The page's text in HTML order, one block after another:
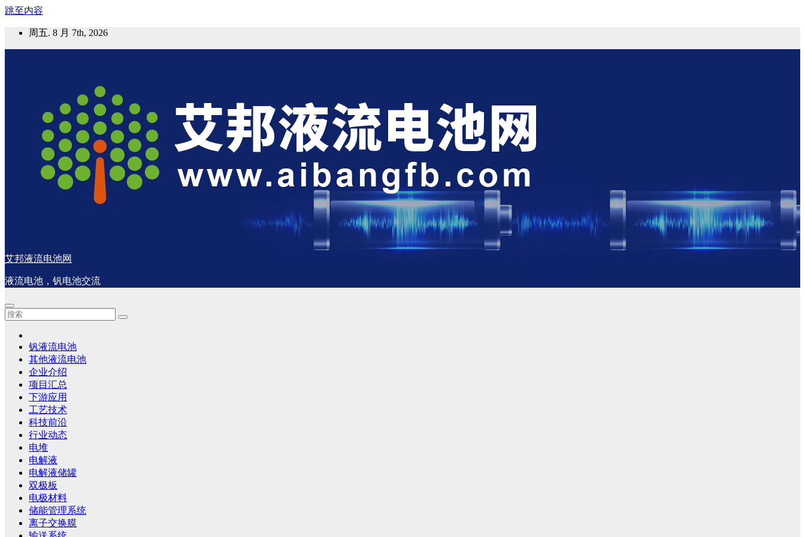
跳至内容
周五. 8 月 7th, 2026
艾邦液流电池网
液流电池，钒电池交流
钒液流电池
其他液流电池
企业介绍
项目汇总
下游应用
工艺技术
科技前沿
行业动态
电堆
电解液
电解液储罐
双极板
电极材料
储能管理系统
离子交换膜